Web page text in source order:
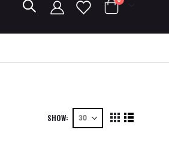
kar
SHOW
View
GridList